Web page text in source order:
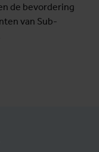
de bevordering
van Sub-